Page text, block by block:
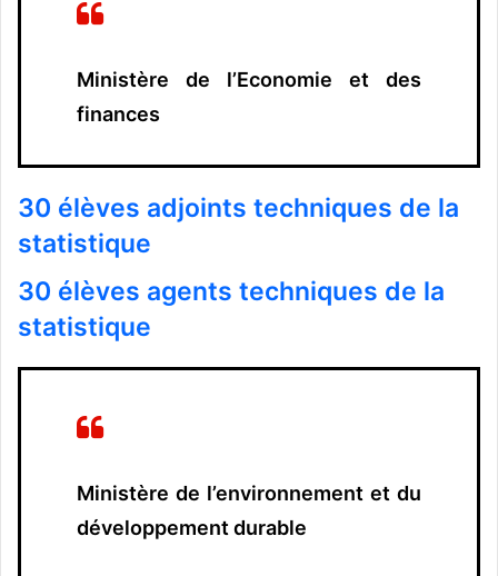
Ministère de l’Economie et des
finances
30 élèves adjoints techniques de la
statistique
30 élèves agents techniques de la
statistique
Ministère de l’environnement et du
développement durable